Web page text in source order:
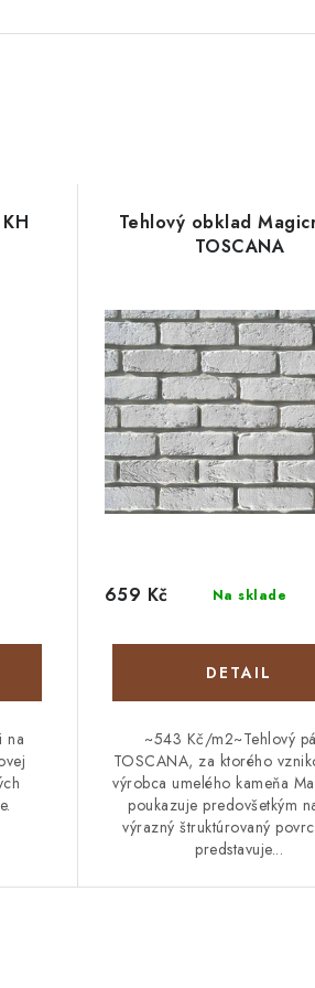
na
Tehlový obklad
TOSCANA
Na sklade
659 Kč
DETAIL
~543 Kč/m2~Tehlový
TOSCANA, za ktorého
výrobca umelého kameňa
poukazuje predovšetkým
výrazný štruktúrovaný
predstavuje...